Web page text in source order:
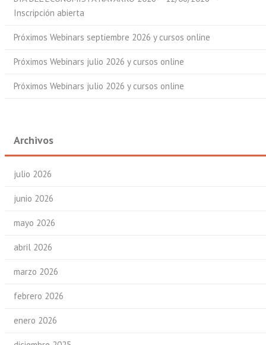
Inscripción abierta
Próximos Webinars septiembre 2026 y cursos online
Próximos Webinars julio 2026 y cursos online
Próximos Webinars julio 2026 y cursos online
Archivos
julio 2026
junio 2026
mayo 2026
abril 2026
marzo 2026
febrero 2026
enero 2026